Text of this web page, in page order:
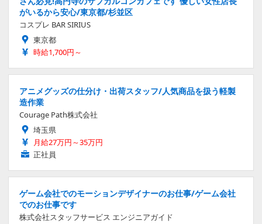
がいるから安心/東京都/杉並区
コスプレ BAR SIRIUS
東京都
時給1,700円～
アニメグッズの仕分け・出荷スタッフ/人気商品を扱う軽製
造作業
Courage Path株式会社
埼玉県
月給27万円～35万円
正社員
ゲーム会社でのモーションデザイナーのお仕事/ゲーム会社
でのお仕事です
株式会社スタッフサービス エンジニアガイド